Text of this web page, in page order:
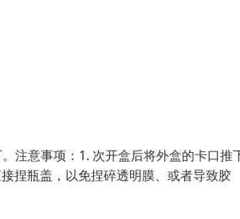
注意事项：1. 次开盒后将外盒的卡口推
捏瓶盖，以免捏碎透明膜、或者导致胶